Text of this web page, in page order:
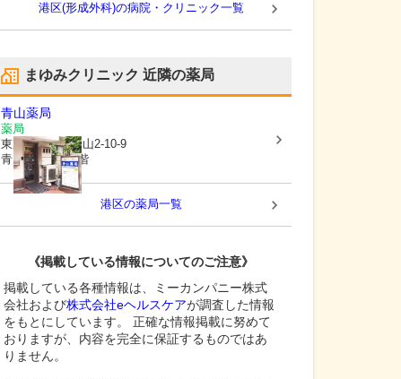
港区(形成外科)の病院・クリニック一覧
まゆみクリニック 近隣の薬局
青山薬局
薬局
東京都港区南青山2-10-9
青山田中ビル1階
港区の薬局一覧
《掲載している情報についてのご注意》
掲載している各種情報は、ミーカンパニー株式
会社および株式会社eヘルスケアが調査した情報
をもとにしています。 正確な情報掲載に努めて
おりますが、内容を完全に保証するものではあ
りません。